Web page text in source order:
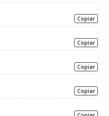
Copiar
Copiar
Copiar
Copiar